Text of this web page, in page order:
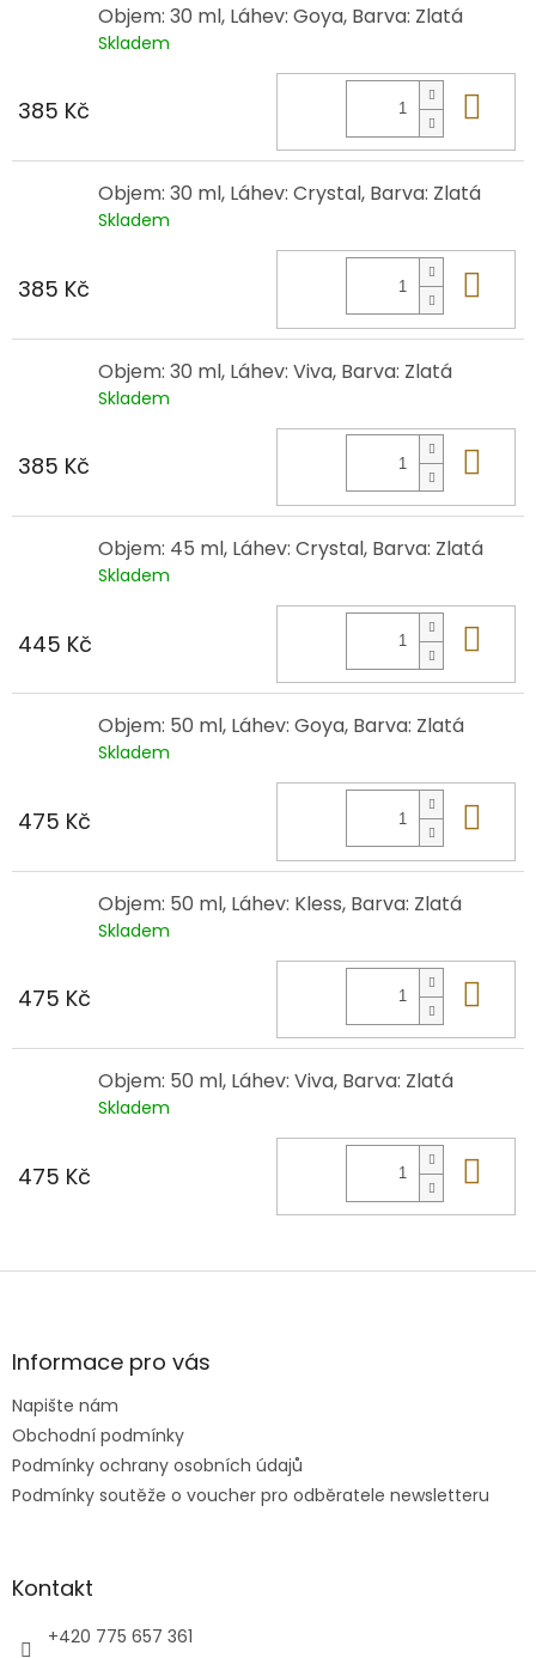
Objem: 30 ml, Láhev: Goya, Barva: Zlatá
Skladem
385 Kč
Objem: 30 ml, Láhev: Crystal, Barva: Zlatá
Skladem
385 Kč
Objem: 30 ml, Láhev: Viva, Barva: Zlatá
Skladem
385 Kč
Objem: 45 ml, Láhev: Crystal, Barva: Zlatá
Skladem
445 Kč
Objem: 50 ml, Láhev: Goya, Barva: Zlatá
Skladem
475 Kč
Objem: 50 ml, Láhev: Kless, Barva: Zlatá
Skladem
475 Kč
Objem: 50 ml, Láhev: Viva, Barva: Zlatá
Skladem
475 Kč
Z
aInformace pro vás
Napište nám
Obchodní podmínky
Podmínky ochrany osobních údajů
Podmínky soutěže o voucher pro odběratele newsletteru
Kontakt
+420 775 657 361